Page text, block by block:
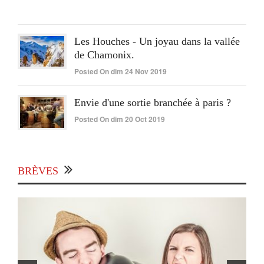
Les Houches - Un joyau dans la vallée
de Chamonix.
Posted On dim 24 Nov 2019
Envie d'une sortie branchée à paris ?
Posted On dim 20 Oct 2019
BRÈVES